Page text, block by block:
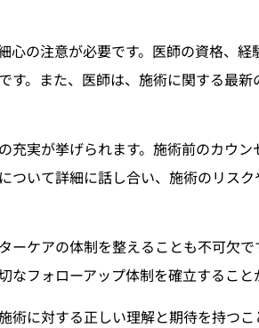
心の注意が必要です。医師の資格、
す。また、医師は、施術に関する最
充実が挙げられます。施術前のカウ
ついて詳細に話し合い、施術のリス
ーケアの体制を整えることも不可欠
なフォローアップ体制を確立すること
術に対する正しい理解と期待を持つ